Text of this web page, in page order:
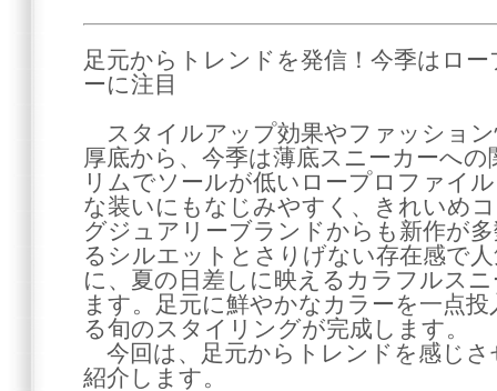
足元からトレンドを発信！今季はロ
ーに注目
スタイルアップ効果やファッショ
厚底から、今季は薄底スニーカーへ
リムでソールが低いロープロファイ
な装いにもなじみやすく、きれいめ
グジュアリーブランドからも新作が
るシルエットとさりげない存在感で
に、夏の日差しに映えるカラフルス
ます。足元に鮮やかなカラーを一点
る旬のスタイリングが完成します。
今回は、足元からトレンドを感じさ
紹介します。